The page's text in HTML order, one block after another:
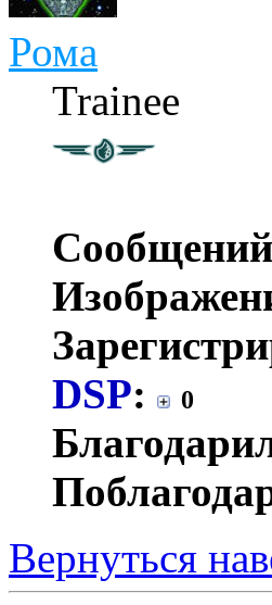
Рома
Trainee
DSP: 0
Вернуться